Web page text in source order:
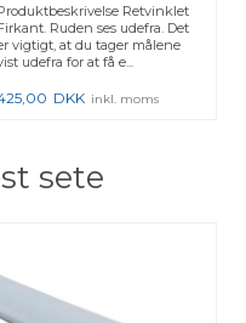
Retvinklet
Ruden ses udefra. Det
vigtigt, at du tager målene
udefra for at få e...
DKK inkl. moms
sete